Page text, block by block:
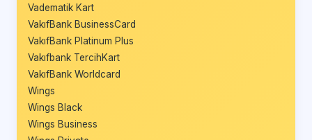
Vadematik Kart
VakıfBank BusinessCard
VakıfBank Platinum Plus
Vakıfbank TercihKart
VakıfBank Worldcard
Wings
Wings Black
Wings Business